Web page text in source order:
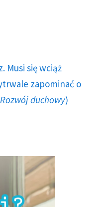
Musi się wciąż
zapominać o
Rozwój duchowy)